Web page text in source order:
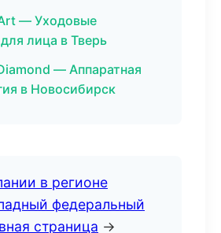
— Уходовые
лица в Тверь
— Аппаратная
в Новосибирск
в регионе
федеральный
страница →